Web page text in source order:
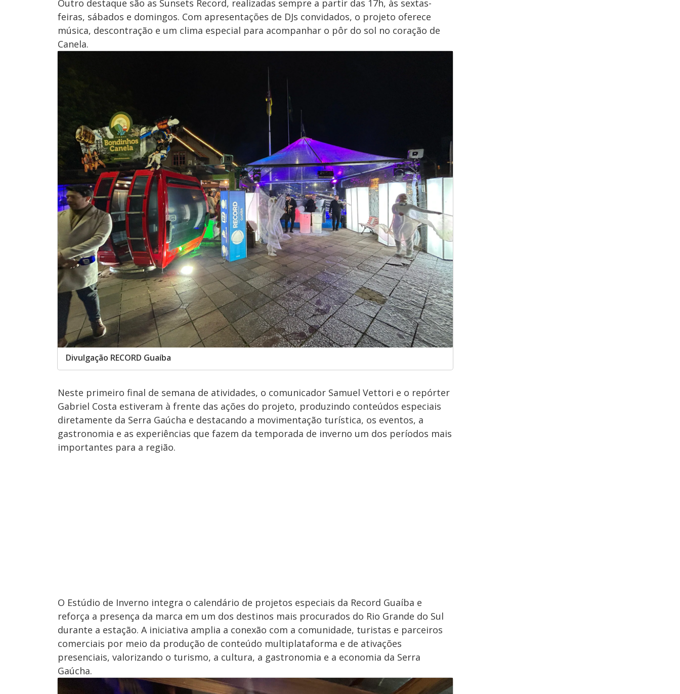
Outro destaque são as Sunsets Record, realizadas sempre a partir das 17h, às sextas-
feiras, sábados e domingos. Com apresentações de DJs convidados, o projeto oferece
música, descontração e um clima especial para acompanhar o pôr do sol no coração de
Canela.
Divulgação RECORD Guaíba
Neste primeiro final de semana de atividades, o comunicador Samuel Vettori e o repórter
Gabriel Costa estiveram à frente das ações do projeto, produzindo conteúdos especiais
diretamente da Serra Gaúcha e destacando a movimentação turística, os eventos, a
gastronomia e as experiências que fazem da temporada de inverno um dos períodos mais
importantes para a região.
O Estúdio de Inverno integra o calendário de projetos especiais da Record Guaíba e
reforça a presença da marca em um dos destinos mais procurados do Rio Grande do Sul
durante a estação. A iniciativa amplia a conexão com a comunidade, turistas e parceiros
comerciais por meio da produção de conteúdo multiplataforma e de ativações
presenciais, valorizando o turismo, a cultura, a gastronomia e a economia da Serra
Gaúcha.